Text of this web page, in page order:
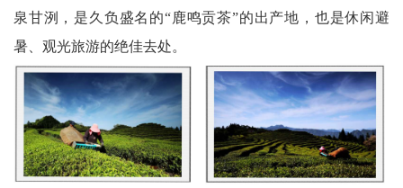
日
宜
宾
泉甘洌，是久负盛名的“鹿鸣贡茶”的出产地，也是休闲避
暑、观光旅游的绝佳去处。